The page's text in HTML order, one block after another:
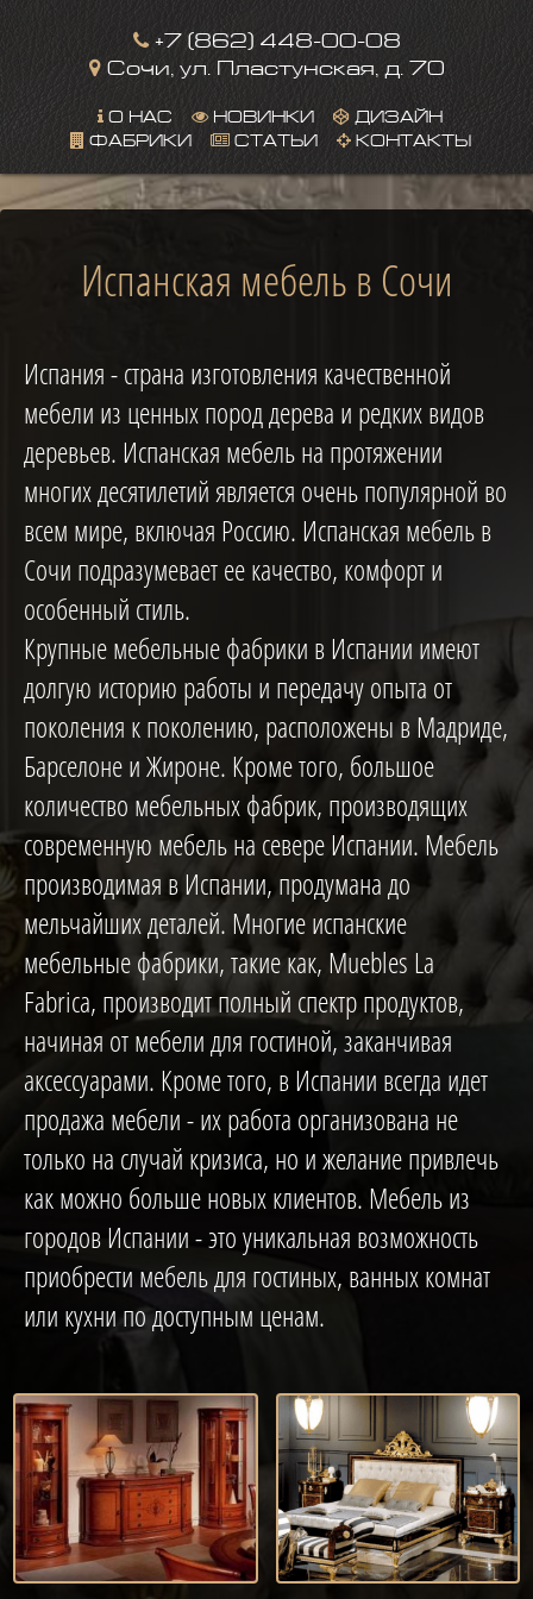
+7 (862) 448-00-08
Сочи, ул. Пластунская, д. 70
О НАС НОВИНКИ ДИЗАЙН
ФАБРИКИ СТАТЬИ КОНТАКТЫ
Испанская мебель в Сочи
Испания - страна изготовления качественной
мебели из ценных пород дерева и редких видов
деревьев. Испанская мебель на протяжении
многих десятилетий является очень популярной во
всем мире, включая Россию. Испанская мебель в
Сочи подразумевает ее качество, комфорт и
особенный стиль.
Крупные мебельные фабрики в Испании имеют
долгую историю работы и передачу опыта от
поколения к поколению, расположены в Мадриде,
Барселоне и Жироне. Кроме того, большое
количество мебельных фабрик, производящих
современную мебель на севере Испании. Мебель
производимая в Испании, продумана до
мельчайших деталей. Многие испанские
мебельные фабрики, такие как, Muebles La
Fabrica, производит полный спектр продуктов,
начиная от мебели для гостиной, заканчивая
аксессуарами. Кроме того, в Испании всегда идет
продажа мебели - их работа организована не
только на случай кризиса, но и желание привлечь
как можно больше новых клиентов. Мебель из
городов Испании - это уникальная возможность
приобрести мебель для гостиных, ванных комнат
или кухни по доступным ценам.